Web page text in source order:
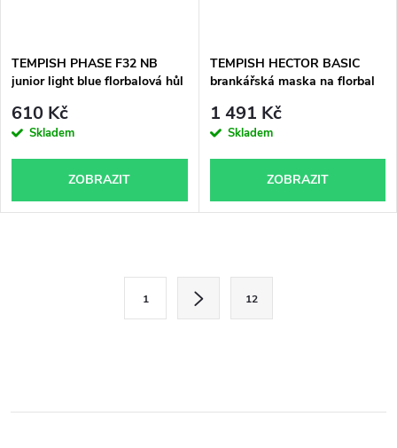
TEMPISH PHASE F32 NB
junior light blue florbalová hůl
610 Kč
Skladem
ZOBRAZIT
TEMPISH HECTOR BASIC
brankářská maska na florbal
1 491 Kč
Skladem
ZOBRAZIT
d
k
1 12